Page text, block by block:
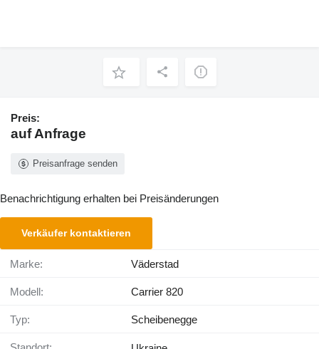
Preis:
auf Anfrage
Preisanfrage senden
Benachrichtigung erhalten bei Preisänderungen
Verkäufer kontaktieren
Marke: Väderstad
Modell: Carrier 820
Typ: Scheibenegge